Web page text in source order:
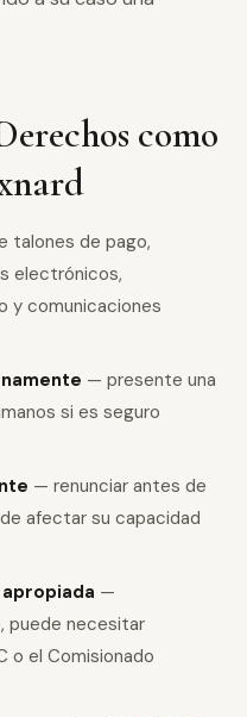
como
talones de pago,
electrónicos,
y comunicaciones
— presente una
si es seguro
— renunciar antes de
afectar su capacidad
—
puede necesitar
o el Comisionado